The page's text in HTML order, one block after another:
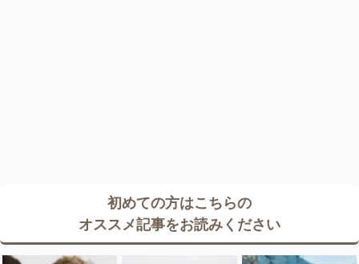
初めての方はこちらの
オススメ記事をお読みください